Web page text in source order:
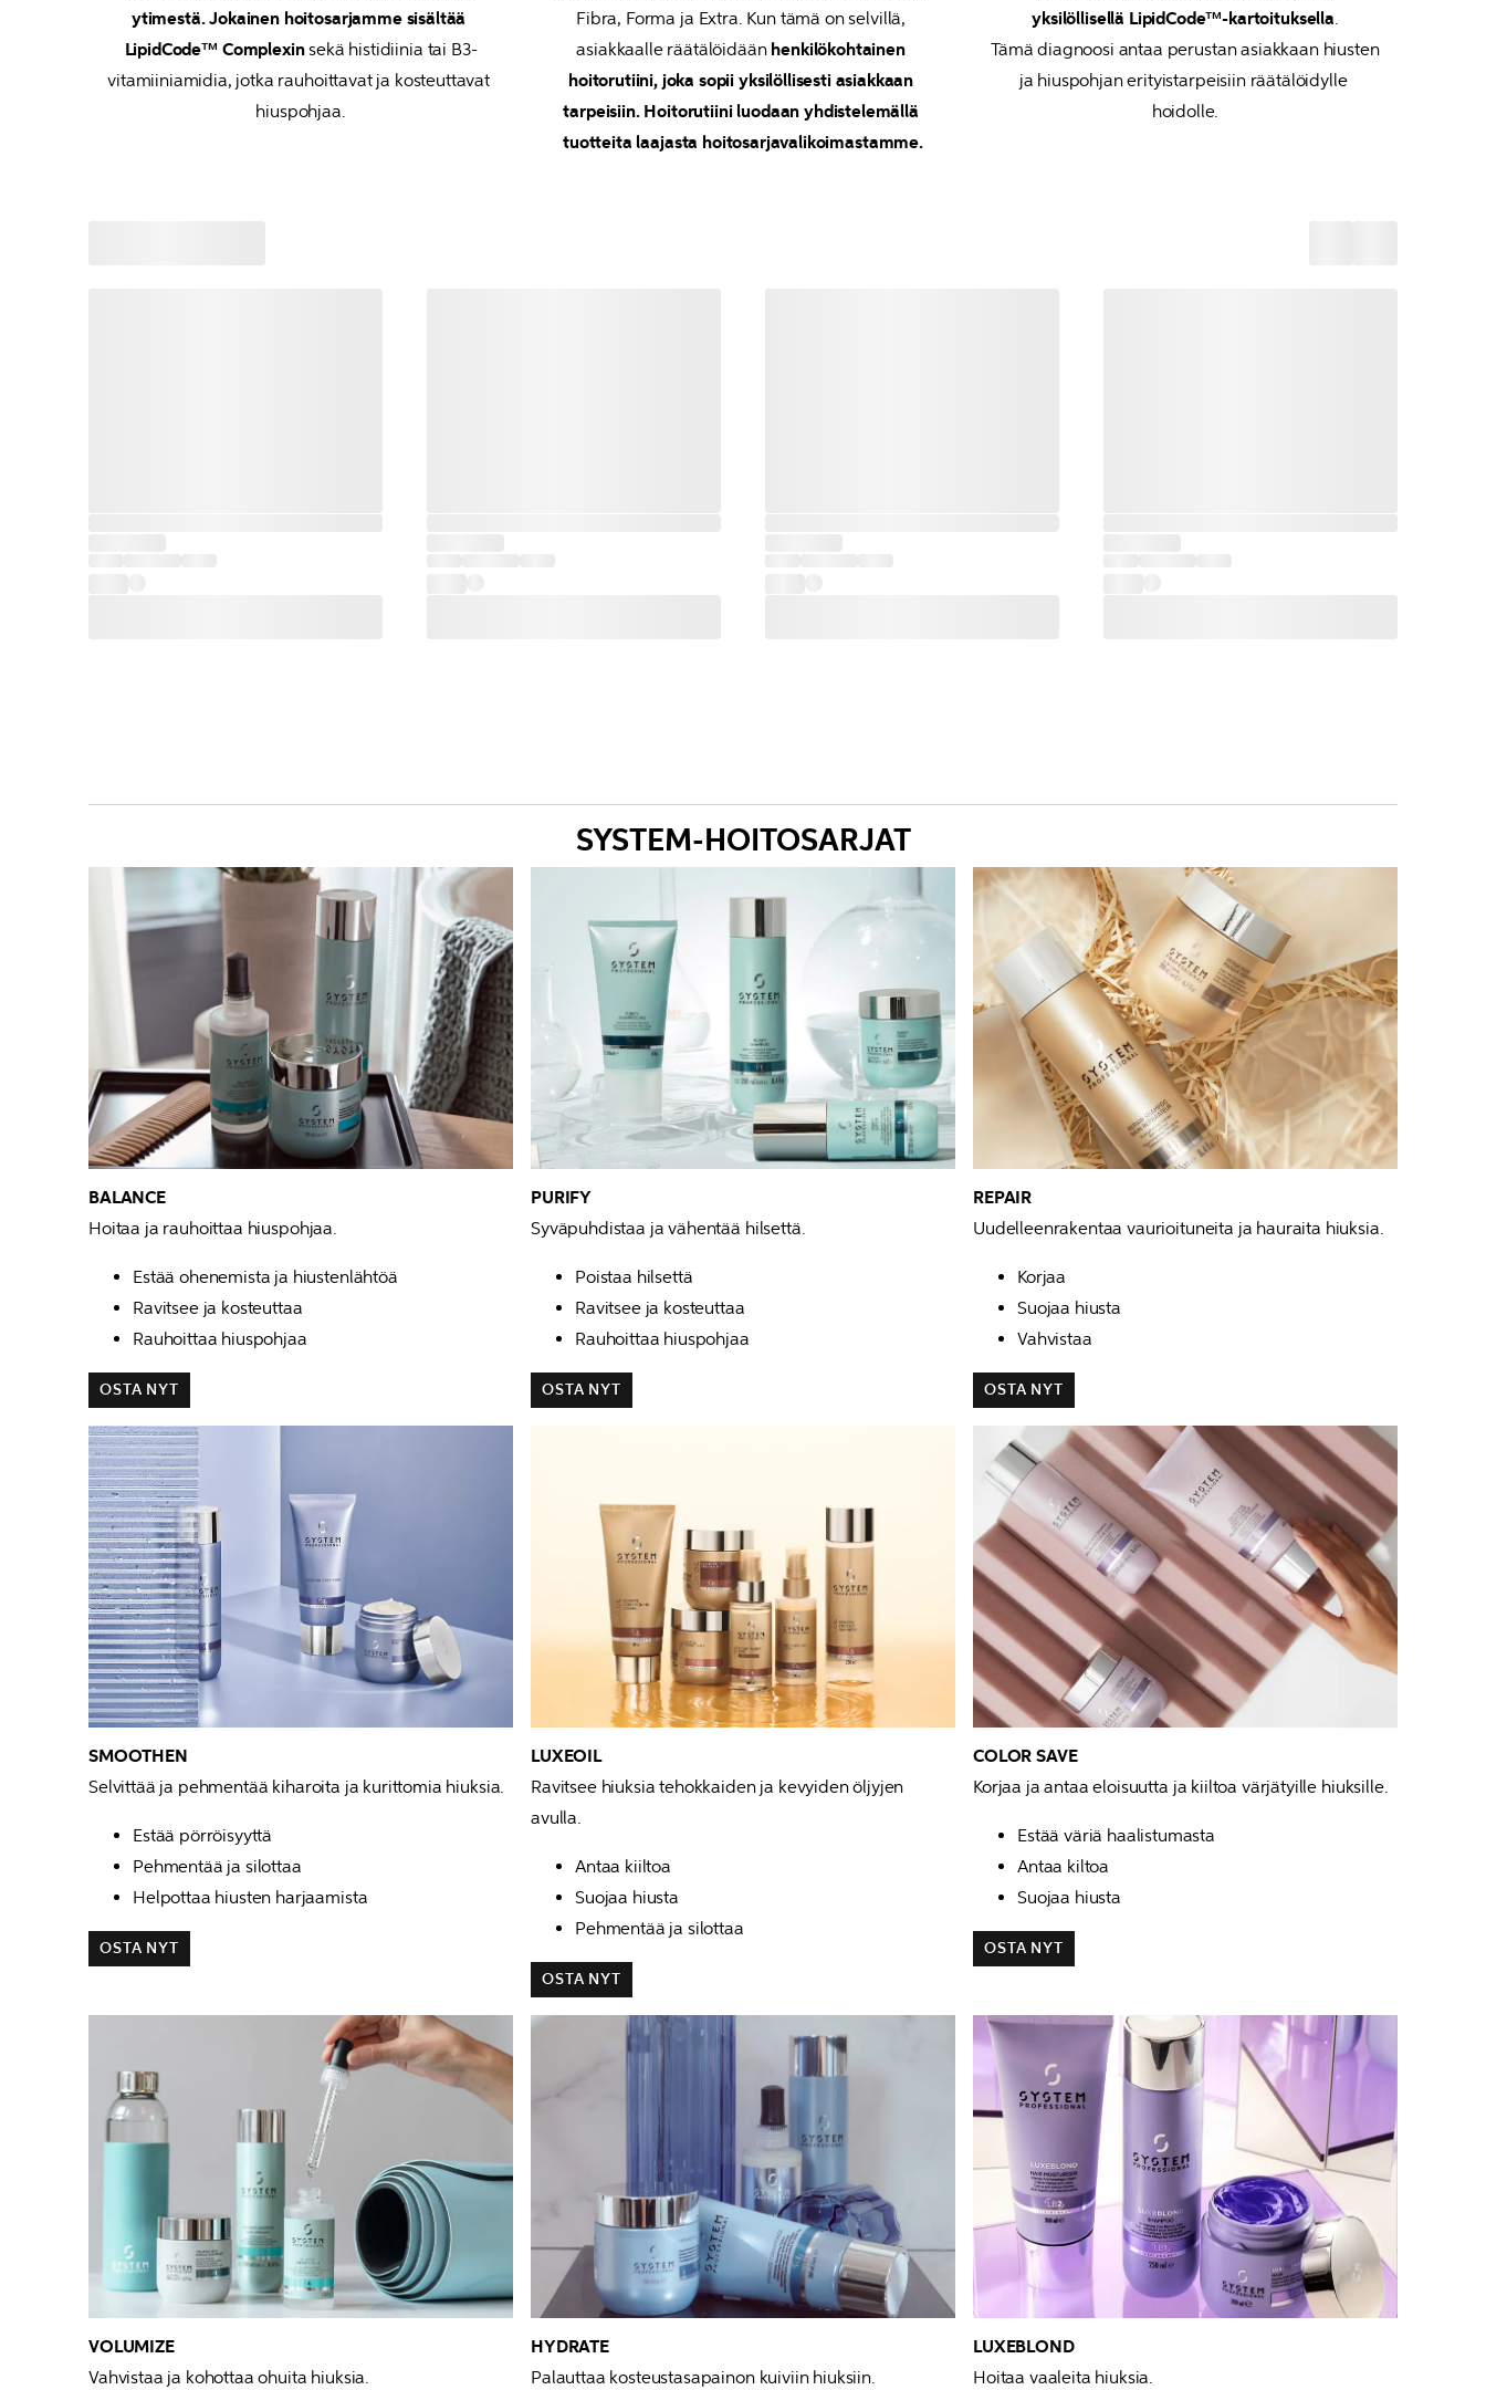
ytimestä.Jokainen hoitosarjamme sisältää
LipidCode™ Complexin sekä histidiinia tai B3-
vitamiiniamidia, jotka rauhoittavat ja kosteuttavat
hiuspohjaa.
Fibra, Forma ja Extra. Kun tämä on selvillä,
asiakkaalle räätälöidään henkilökohtainen
hoitorutiini, joka sopii yksilöllisesti asiakkaan
tarpeisiin. Hoitorutiini luodaan yhdistelemällä
tuotteita laajasta hoitosarjavalikoimastamme.
yksilöllisellä LipidCode™-kartoituksella
Tämä diagnoosi antaa perustan asiakkaan hiusten
ja hiuspohjan erityistarpeisiin räätälöidylle
hoidolle.
SYSTEM-HOITOSARJAT
BALANCE
Hoitaa ja rauhoittaa hiuspohjaa.
Estää ohenemista ja hiustenlähtöä
Ravitsee ja kosteuttaa
Rauhoittaa hiuspohjaa
OSTA NYT
PURIFY
Syväpuhdistaa ja vähentää hilsettä.
Poistaa hilsettä
Ravitsee ja kosteuttaa
Rauhoittaa hiuspohjaa
OSTA NYT
REPAIR
Uudelleenrakentaa vaurioituneita ja hauraita hiuksia.
Korjaa
Suojaa hiusta
Vahvistaa
OSTA NYT
SMOOTHEN
Selvittää ja pehmentää kiharoita ​​ja kurittomia hiuksia.
Estää pörröisyyttä
Pehmentää ja silottaa
Helpottaa hiusten harjaamista
OSTA NYT
LUXEOIL
Ravitsee hiuksia tehokkaiden ja kevyiden öljyjen
avulla.
Antaa kiiltoa
Suojaa hiusta
Pehmentää ja silottaa
OSTA NYT
COLOR SAVE
Korjaa ja antaa eloisuutta ja kiiltoa värjätyille hiuksille.
Estää väriä haalistumasta
Antaa kiltoa
Suojaa hiusta
OSTA NYT
VOLUMIZE
Vahvistaa ja kohottaa ohuita hiuksia.
HYDRATE
Palauttaa kosteustasapainon kuiviin hiuksiin.
LUXEBLOND
Hoitaa vaaleita hiuksia.